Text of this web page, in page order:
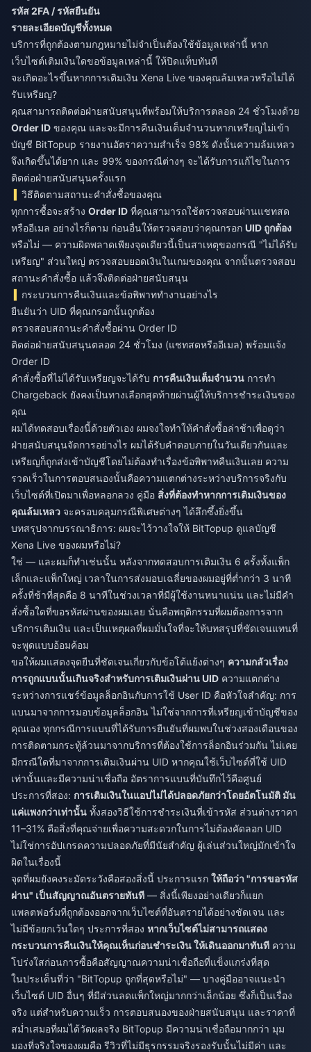
รหัส 2FA / รหัสยืนยัน
รายละเอียดบัญชีทั้งหมด
บริการที่ถูกต้องตามกฎหมายไม่จำเป็นต้องใช้ข้อมูลเหล่านี้ หาก
เว็บไซต์เติมเงินใดขอข้อมูลเหล่านี้ ให้ปิดแท็บทันที
จะเกิดอะไรขึ้นหากการเติมเงิน Xena Live ของคุณล้มเหลวหรือไม่ได้
รับเหรียญ?
คุณสามารถติดต่อฝ่ายสนับสนุนที่พร้อมให้บริการตลอด 24 ชั่วโมงด้วย
Order ID ของคุณ และจะมีการคืนเงินเต็มจำนวนหากเหรียญไม่เข้า
บัญชี BitTopup รายงานอัตราความสำเร็จ 98% ดังนั้นความล้มเหลว
จึงเกิดขึ้นได้ยาก และ 99% ของกรณีต่างๆ จะได้รับการแก้ไขในการ
ติดต่อฝ่ายสนับสนุนครั้งแรก
วิธีติดตามสถานะคำสั่งซื้อของคุณ
ทุกการซื้อจะสร้าง Order ID ที่คุณสามารถใช้ตรวจสอบผ่านแชทสด
หรืออีเมล อย่างไรก็ตาม ก่อนอื่นให้ตรวจสอบว่าคุณกรอก UID ถูกต้อง
หรือไม่ — ความผิดพลาดเพียงจุดเดียวนี้เป็นสาเหตุของกรณี "ไม่ได้รับ
เหรียญ" ส่วนใหญ่ ตรวจสอบยอดเงินในเกมของคุณ จากนั้นตรวจสอบ
สถานะคำสั่งซื้อ แล้วจึงติดต่อฝ่ายสนับสนุน
กระบวนการคืนเงินและข้อพิพาททำงานอย่างไร
ยืนยันว่า UID ที่คุณกรอกนั้นถูกต้อง
ตรวจสอบสถานะคำสั่งซื้อผ่าน Order ID
ติดต่อฝ่ายสนับสนุนตลอด 24 ชั่วโมง (แชทสดหรืออีเมล) พร้อมแจ้ง
Order ID
คำสั่งซื้อที่ไม่ได้รับเหรียญจะได้รับ การคืนเงินเต็มจำนวน การทำ
Chargeback ยังคงเป็นทางเลือกสุดท้ายผ่านผู้ให้บริการชำระเงินของ
คุณ
ผมได้ทดสอบเรื่องนี้ด้วยตัวเอง ผมจงใจทำให้คำสั่งซื้อล่าช้าเพื่อดูว่า
ฝ่ายสนับสนุนจัดการอย่างไร ผมได้รับคำตอบภายในวันเดียวกันและ
เหรียญก็ถูกส่งเข้าบัญชีโดยไม่ต้องทำเรื่องข้อพิพาทคืนเงินเลย ความ
รวดเร็วในการตอบสนองนั้นคือความแตกต่างระหว่างบริการจริงกับ
เว็บไซต์ที่เปิดมาเพื่อหลอกลวง คู่มือ สิ่งที่ต้องทำหากการเติมเงินของ
คุณล้มเหลว จะครอบคลุมกรณีพิเศษต่างๆ ได้ลึกซึ้งยิ่งขึ้น
บทสรุปจากบรรณาธิการ: ผมจะไว้วางใจให้ BitTopup ดูแลบัญชี
Xena Live ของผมหรือไม่?
ใช่ — และผมก็ทำเช่นนั้น หลังจากทดสอบการเติมเงิน 6 ครั้งทั้งแพ็ก
เล็กและแพ็กใหญ่ เวลาในการส่งมอบเฉลี่ยของผมอยู่ที่ต่ำกว่า 3 นาที
ครั้งที่ช้าที่สุดคือ 8 นาทีในช่วงเวลาที่มีผู้ใช้งานหนาแน่น และไม่มีคำ
สั่งซื้อใดที่ขอรหัสผ่านของผมเลย นั่นคือพฤติกรรมที่ผมต้องการจาก
บริการเติมเงิน และเป็นเหตุผลที่ผมมั่นใจที่จะให้บทสรุปที่ชัดเจนแทนที่
จะพูดแบบอ้อมค้อม
ขอให้ผมแสดงจุดยืนที่ชัดเจนเกี่ยวกับข้อโต้แย้งต่างๆ ความกลัวเรื่อง
การถูกแบนนั้นเกินจริงสำหรับการเติมเงินผ่าน UID ความแตกต่าง
ระหว่างการแชร์ข้อมูลล็อกอินกับการใช้ User ID คือหัวใจสำคัญ: การ
แบนมาจากการมอบข้อมูลล็อกอิน ไม่ใช่จากการที่เหรียญเข้าบัญชีของ
คุณเอง ทุกกรณีการแบนที่ได้รับการยืนยันที่ผมพบในช่วงสองเดือนของ
การติดตามกระทู้ล้วนมาจากบริการที่ต้องใช้การล็อกอินร่วมกัน ไม่เคย
มีกรณีใดที่มาจากการเติมเงินผ่าน UID หากคุณใช้เว็บไซต์ที่ใช้ UID
เท่านั้นและมีความน่าเชื่อถือ อัตราการแบนที่บันทึกไว้คือศูนย์
ประการที่สอง: การเติมเงินในแอปไม่ได้ปลอดภัยกว่าโดยอัตโนมัติ มัน
แค่แพงกว่าเท่านั้น ทั้งสองวิธีใช้การชำระเงินที่เข้ารหัส ส่วนต่างราคา
11–31% คือสิ่งที่คุณจ่ายเพื่อความสะดวกในการไม่ต้องคัดลอก UID
ไม่ใช่การอัปเกรดความปลอดภัยที่มีนัยสำคัญ ผู้เล่นส่วนใหญ่มักเข้าใจ
ผิดในเรื่องนี้
จุดที่ผมยังคงระมัดระวังคือสองสิ่งนี้ ประการแรก ให้ถือว่า "การขอรหัส
ผ่าน" เป็นสัญญาณอันตรายทันที — สิ่งนี้เพียงอย่างเดียวก็แยก
แพลตฟอร์มที่ถูกต้องออกจากเว็บไซต์ที่อันตรายได้อย่างชัดเจน และ
ไม่มีข้อยกเว้นใดๆ ประการที่สอง หากเว็บไซต์ไม่สามารถแสดง
กระบวนการคืนเงินให้คุณเห็นก่อนชำระเงิน ให้เดินออกมาทันที ความ
โปร่งใสก่อนการซื้อคือสัญญาณความน่าเชื่อถือที่แข็งแกร่งที่สุด
ในประเด็นที่ว่า "BitTopup ถูกที่สุดหรือไม่" — บางคู่มืออาจแนะนำ
เว็บไซต์ UID อื่นๆ ที่มีส่วนลดแพ็กใหญ่มากกว่าเล็กน้อย ซึ่งก็เป็นเรื่อง
จริง แต่สำหรับความเร็ว การตอบสนองของฝ่ายสนับสนุน และราคาที่
สม่ำเสมอที่ผมได้วัดผลจริง BitTopup มีความน่าเชื่อถือมากกว่า มุม
มองที่จริงใจของผมคือ รีวิวที่ไม่มีธุรกรรมจริงรองรับนั้นไม่มีค่า และ